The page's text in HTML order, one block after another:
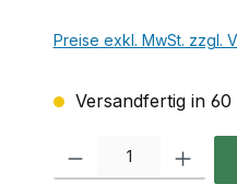
Preise exkl. MwSt. zzgl.
Versandfertig in
Produkt Anzahl: Gib